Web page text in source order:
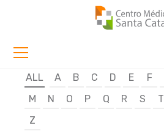
ALL A B C D E F
M
N O P Q R S T
Z